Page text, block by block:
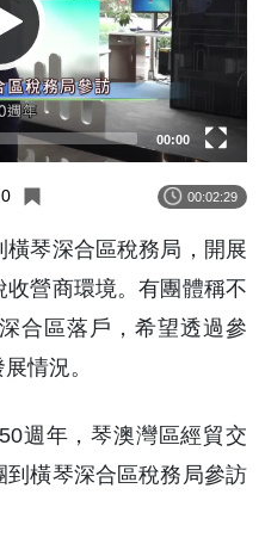
00:00
0 00:02:29
琴深合區稅務局，開展
營商環境。有團體稱不
合區落戶，希望透過參
情況。
週年，琴澳灣區經貿交
橫琴深合區稅務局參訪